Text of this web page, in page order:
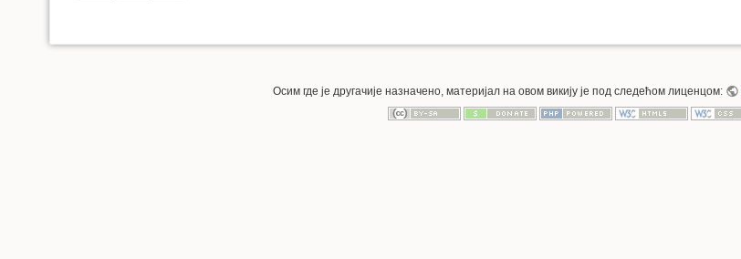
Осим где је другачије назначено, материјал на овом викију је под следећом лиценцом: